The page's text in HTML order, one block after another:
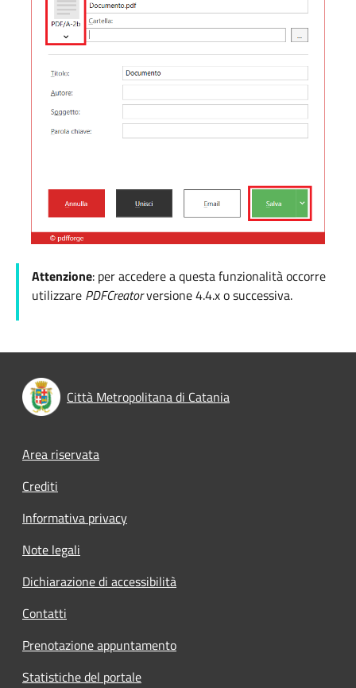
Attenzione: per accedere a questa funzionalità occorre
utilizzare PDFCreatorversione 4.4.x o successiva.
Città Metropolitana di Catania
Footer menu
Area riservata
Crediti
Informativa privacy
Note legali
Dichiarazione di accessibilità
Contatti
Prenotazione appuntamento
Statistiche del portale